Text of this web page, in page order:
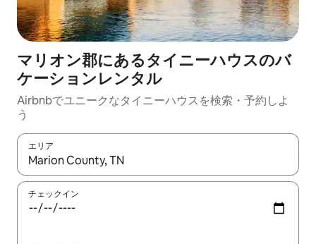
マリオン郡にあるタイニーハウスのバ
ケーションレンタル
Airbnbでユニークなタイニーハウスを検索・予約しよ
う
エリア
検索結果が表示されたら、上下の矢印キーを使って移動するか
チェックイン